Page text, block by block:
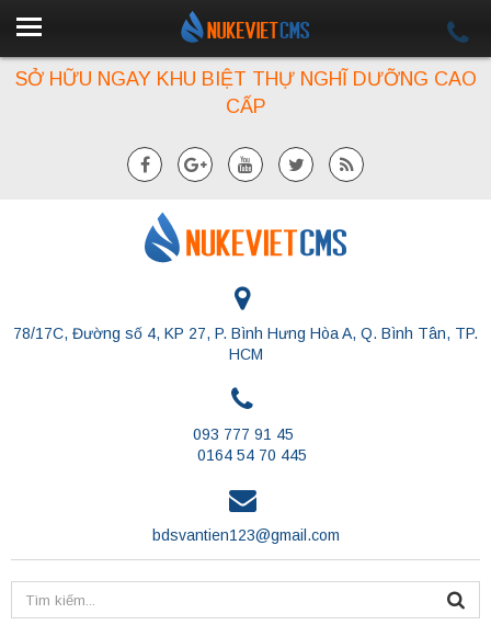
SỞ HỮU NGAY KHU BIỆT THỰ NGHĨ DƯỠNG CAO
CẤP
78/17C, Đường số 4, KP 27, P. Bình Hưng Hòa A, Q. Bình Tân, TP.
HCM
093 777 91 45
0164 54 70 445
bdsvantien123@gmail.com